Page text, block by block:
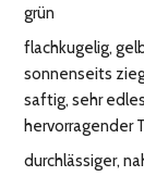
grün
flachkugelig,
sonnenseits
saftig, sehr
hervorragender
durchlässiger,